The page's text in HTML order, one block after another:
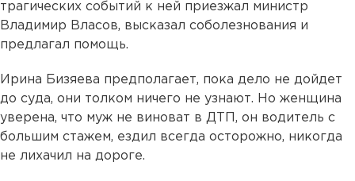
трагических событий к ней приезжал министр
Владимир Власов, высказал соболезнования и
предлагал помощь.
Ирина Бизяева предполагает, пока дело не дойдет
до суда, они толком ничего не узнают. Но женщина
уверена, что муж не виноват в ДТП, он водитель с
большим стажем, ездил всегда осторожно, никогда
не лихачил на дороге.